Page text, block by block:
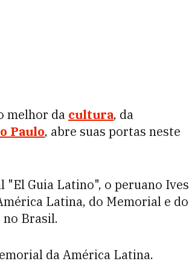
melhor da cultura, da
Paulo, abre suas portas neste
Guia Latino", o peruano Ives
Latina, do Memorial e do
no Brasil.
da América Latina.